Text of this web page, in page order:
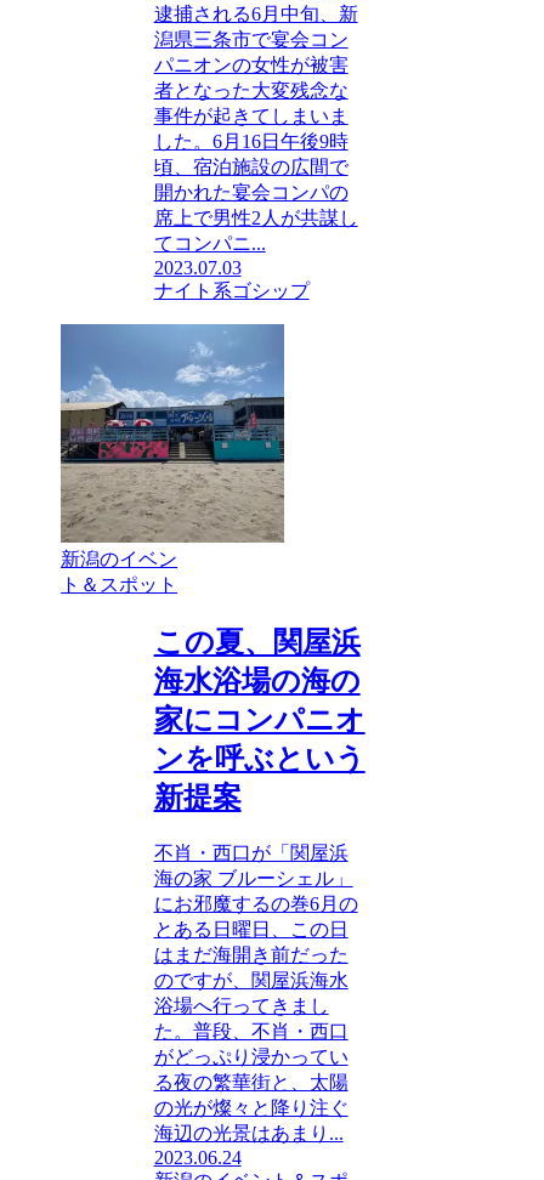
逮捕される6月中旬、新
潟県三条市で宴会コン
パニオンの女性が被害
者となった大変残念な
事件が起きてしまいま
した。6月16日午後9時
頃、宿泊施設の広間で
開かれた宴会コンパの
席上で男性2人が共謀し
てコンパニ...
2023.07.03
ナイト系ゴシップ
新潟のイベン
ト＆スポット
この夏、関屋浜
海水浴場の海の
家にコンパニオ
ンを呼ぶという
新提案
不肖・西口が「関屋浜
海の家 ブルーシェル」
にお邪魔するの巻6月の
とある日曜日、この日
はまだ海開き前だった
のですが、関屋浜海水
浴場へ行ってきまし
た。普段、不肖・西口
がどっぷり浸かってい
る夜の繁華街と、太陽
の光が燦々と降り注ぐ
海辺の光景はあまり...
2023.06.24